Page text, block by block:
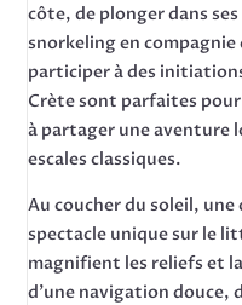
côte, de plonger dans
snorkeling en compagnie
participer à des
Crète sont parfaites
à partager une aventure
escales classiques.
Au coucher du soleil,
spectacle unique sur le
magnifient les reliefs et
d’une navigation douce,